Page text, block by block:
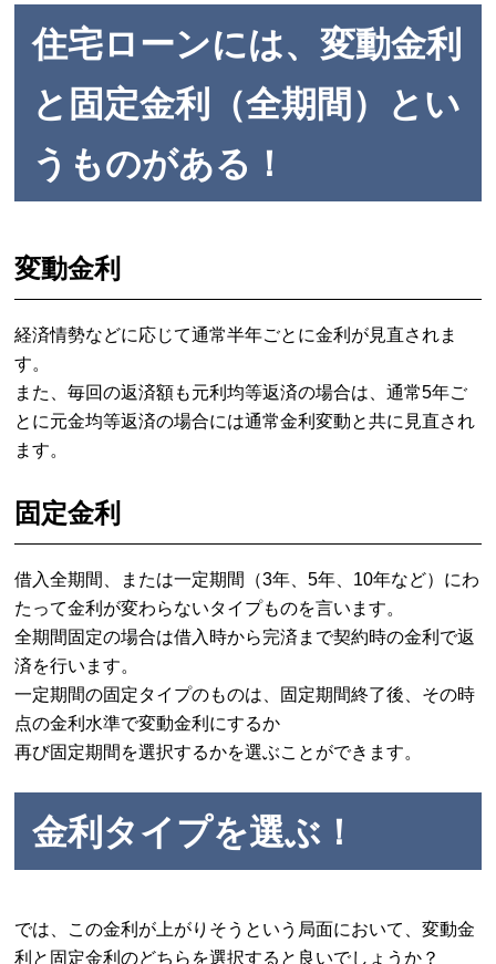
住宅ローンには、変動金利
と固定金利（全期間）とい
うものがある！
変動金利
経済情勢などに応じて通常半年ごとに金利が見直されま
す。
また、毎回の返済額も元利均等返済の場合は、通常5年ご
とに元金均等返済の場合には通常金利変動と共に見直され
ます。
固 定金利
借入全期間、または一定期間（3年、5年、10年など）にわ
たって金利が変わらないタイプものを言います。
全期間固定の場合は借入時から完済まで契約時の金利で返
済を行います。
一定期間の固定タイプのものは、固定期間終了後、その時
点の金利水準で変動金利にするか
再び固定期間を選択するかを選ぶことができます。
金利タイプを選ぶ！
では、この金利が上がりそうという局面において、変動金
利と固定金利のどちらを選択すると良いでしょうか？